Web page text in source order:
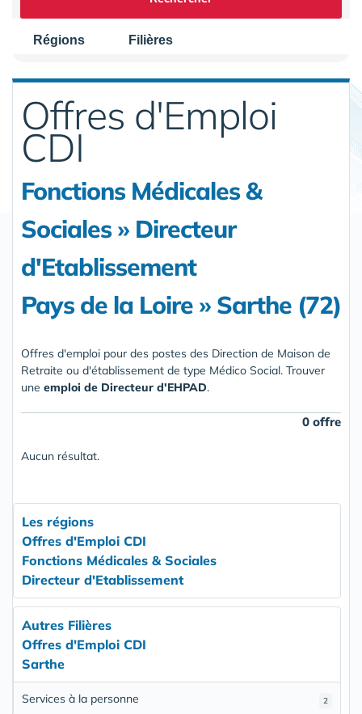
Régions Filières
Offres d'Emploi
CDI
Fonctions Médicales &
Sociales » Directeur
d'Etablissement
Pays de la Loire » Sarthe (72)
Offres d'emploi pour des postes des Direction de Maison de
Retraite ou d'établissement de type Médico Social. Trouver
une emploi de Directeur d'EHPAD.
0 offre
Aucun résultat.
Les régions
Offres d'Emploi CDI
Fonctions Médicales & Sociales
Directeur d'Etablissement
Autres Filières
Offres d'Emploi CDI
Sarthe
2
Services à la personne